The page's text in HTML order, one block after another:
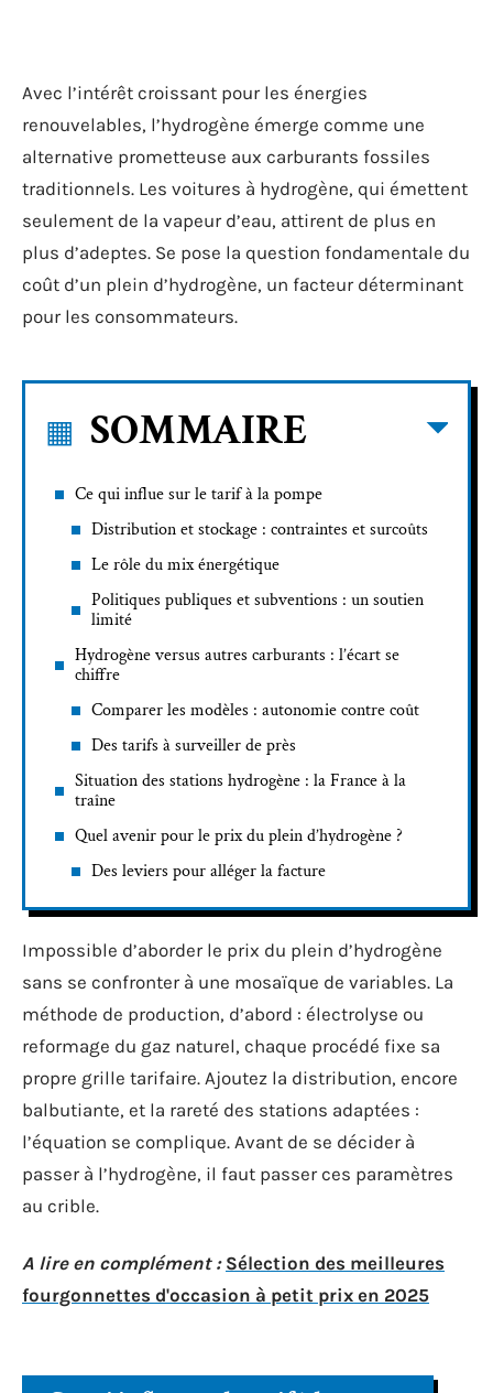
Avec l’intérêt croissant pour les énergies
renouvelables, l’hydrogène émerge comme une
alternative prometteuse aux carburants fossiles
traditionnels. Les voitures à hydrogène, qui émettent
seulement de la vapeur d’eau, attirent de plus en
plus d’adeptes. Se pose la question fondamentale du
coût d’un plein d’hydrogène, un facteur déterminant
pour les consommateurs.
SOMMAIRE
Ce qui influe sur le tarif à la pompe
Distribution et stockage : contraintes et surcoûts
Le rôle du mix énergétique
Politiques publiques et subventions : un soutien
limité
Hydrogène versus autres carburants : l’écart se
chiffre
Comparer les modèles : autonomie contre coût
Des tarifs à surveiller de près
Situation des stations hydrogène : la France à la
traîne
Quel avenir pour le prix du plein d’hydrogène ?
Des leviers pour alléger la facture
Impossible d’aborder le prix du plein d’hydrogène
sans se confronter à une mosaïque de variables. La
méthode de production, d’abord : électrolyse ou
reformage du gaz naturel, chaque procédé fixe sa
propre grille tarifaire. Ajoutez la distribution, encore
balbutiante, et la rareté des stations adaptées :
l’équation se complique. Avant de se décider à
passer à l’hydrogène, il faut passer ces paramètres
au crible.
A lire en complément : Sélection des meilleures
fourgonnettes d'occasion à petit prix en 2025